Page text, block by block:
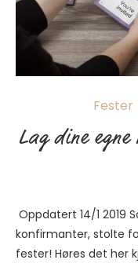
Fester
Lag dine egne
Oppdatert 14/1 2019
konfirmanter, stolte
fester! Høres det her